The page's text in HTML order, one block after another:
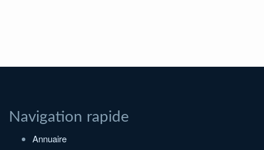
Navigation rapide
Annuaire